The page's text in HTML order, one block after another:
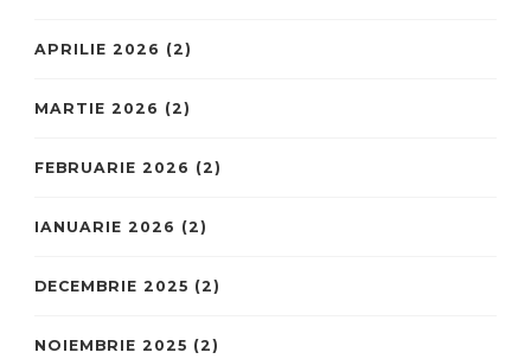
APRILIE 2026 (2)
MARTIE 2026 (2)
FEBRUARIE 2026 (2)
IANUARIE 2026 (2)
DECEMBRIE 2025 (2)
NOIEMBRIE 2025 (2)